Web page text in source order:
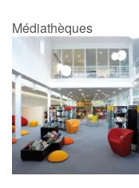
Médiathèques